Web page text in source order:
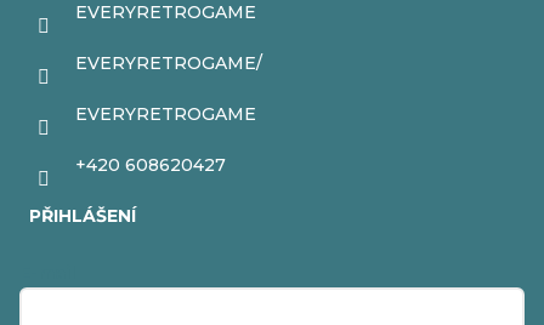
EVERYRETROGAME
EVERYRETROGAME/
EVERYRETROGAME
+420 608620427
PŘIHLÁŠENÍ